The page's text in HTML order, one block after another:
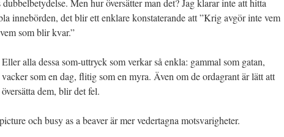
Men hur översätter man det? Jag klarar inte att hitta
innebörden, det blir ett enklare konstaterande att ”Krig avgör inte vem
som blir kvar.”
Eller alla dessa som-uttryck som verkar så enkla: gammal som gatan,
vacker som en dag, flitig som en myra. Även om de ordagrant är lätt att
översätta dem, blir det fel.
och busy as a beaver är mer vedertagna motsvarigheter.